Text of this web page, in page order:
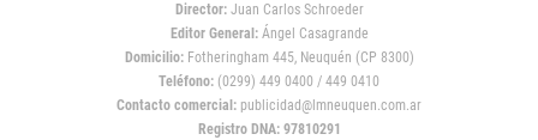
Director: Juan Carlos Schroeder
Editor General:Ángel Casagrande
Domicilio:Fotheringham 445, Neuquén (CP 8300)
Teléfono: (0299) 449 0400 / 449 0410
Contacto comercial: publicidad@lmneuquen.com.ar
Registro DNA: 97810291